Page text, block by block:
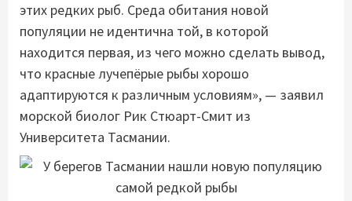
этих редких рыб. Среда обитания новой
популяции не идентична той, в которой
находится первая, из чего можно сделать вывод,
что красные лучепёрые рыбы хорошо
адаптируются к различным условиям», — заявил
морской биолог Рик Стюарт-Смит из
Университета Тасмании.